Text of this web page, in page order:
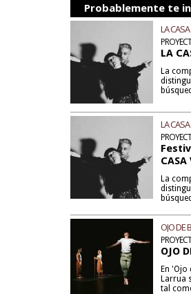
Probablemente te
LA
LA
La
LA
La
OJO DE
OJO
En 'Ojo
Larrua
tal